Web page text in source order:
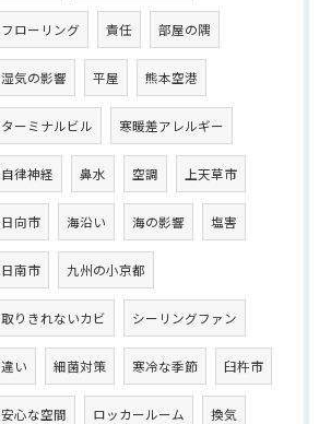
フローリング 責任 部屋の隅
湿気の影響 平屋 熊本空港
ターミナルビル 寒暖差アレルギー
自律神経 鼻水 空調 上天草市
日向市 海沿い 海の影響 塩害
日南市 九州の小京都
取りきれないカビ シーリングファン
違い 細菌対策 寒冷な季節 臼杵市
安心な空間 ロッカールーム 換気